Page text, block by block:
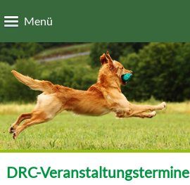
Menü
DRC-Veranstaltungstermine